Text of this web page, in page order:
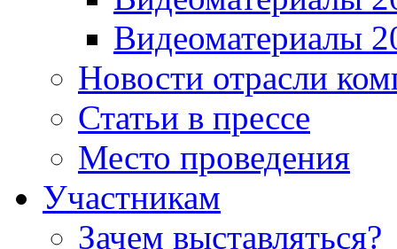
Видеоматериалы
Новости отрасли
Статьи в прессе
Место проведения
Участникам
Зачем выставляться?